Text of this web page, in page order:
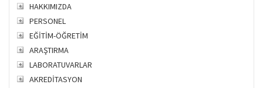
HAKKIMIZDA
PERSONEL
EĞİTİM-ÖĞRETİM
ARAŞTIRMA
LABORATUVARLAR
AKREDİTASYON